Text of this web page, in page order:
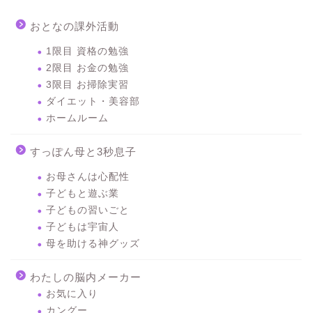
おとなの課外活動
1限目 資格の勉強
2限目 お金の勉強
3限目 お掃除実習
ダイエット・美容部
ホームルーム
すっぽん母と3秒息子
お母さんは心配性
子どもと遊ぶ業
子どもの習いごと
子どもは宇宙人
母を助ける神グッズ
わたしの脳内メーカー
お気に入り
カングー